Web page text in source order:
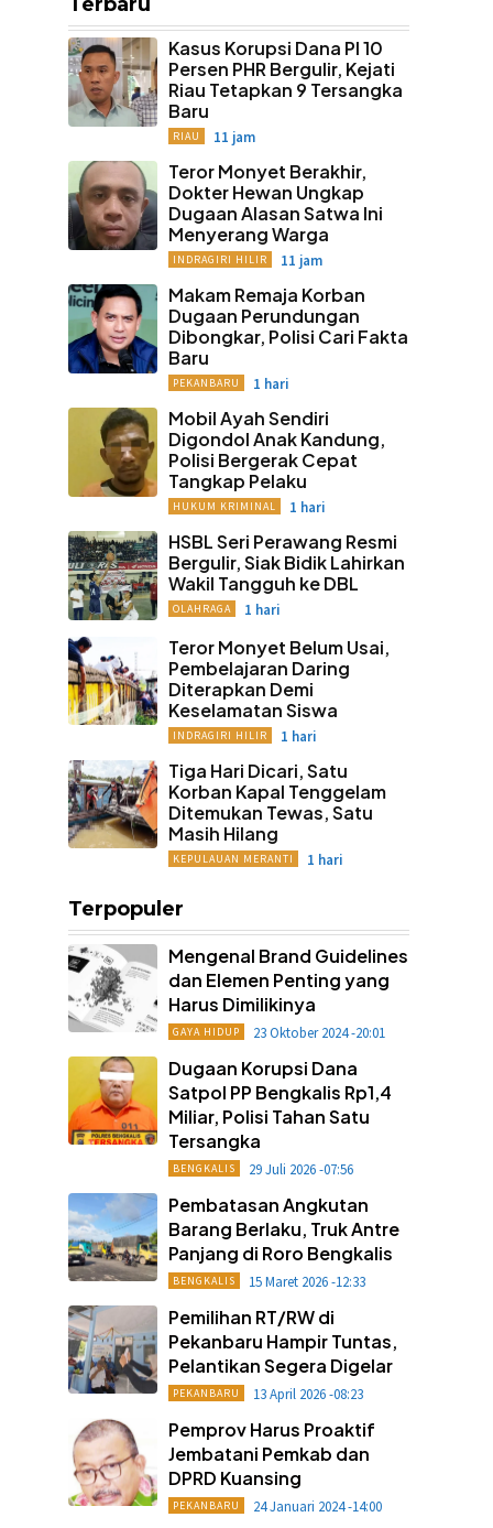
Kasus Korupsi Dana PI 10
Persen PHR Bergulir, Kejati
Riau Tetapkan 9 Tersangka
Baru
RIAU 11 jam
Teror Monyet Berakhir,
Dokter Hewan Ungkap
Dugaan Alasan Satwa Ini
Menyerang Warga
INDRAGIRI HILIR 11 jam
Makam Remaja Korban
Dugaan Perundungan
Dibongkar, Polisi Cari Fakta
Baru
PEKANBARU 1 hari
Mobil Ayah Sendiri
Digondol Anak Kandung,
Polisi Bergerak Cepat
Tangkap Pelaku
HUKUM KRIMINAL 1 hari
HSBL Seri Perawang Resmi
Bergulir, Siak Bidik Lahirkan
Wakil Tangguh ke DBL
OLAHRAGA 1 hari
Teror Monyet Belum Usai,
Pembelajaran Daring
Diterapkan Demi
Keselamatan Siswa
INDRAGIRI HILIR 1 hari
Tiga Hari Dicari, Satu
Korban Kapal Tenggelam
Ditemukan Tewas, Satu
Masih Hilang
KEPULAUAN MERANTI 1 hari
Terpopuler
Mengenal Brand Guidelines
dan Elemen Penting yang
Harus Dimilikinya
GAYA HIDUP 23 Oktober 2024 -20:01
Dugaan Korupsi Dana
Satpol PP Bengkalis Rp1,4
Miliar, Polisi Tahan Satu
Tersangka
BENGKALIS 29 Juli 2026 -07:56
Pembatasan Angkutan
Barang Berlaku, Truk Antre
Panjang di Roro Bengkalis
BENGKALIS 15 Maret 2026 -12:33
Pemilihan RT/RW di
Pekanbaru Hampir Tuntas,
Pelantikan Segera Digelar
PEKANBARU 13 April 2026 -08:23
Pemprov Harus Proaktif
Jembatani Pemkab dan
DPRD Kuansing
PEKANBARU 24 Januari 2024 -14:00